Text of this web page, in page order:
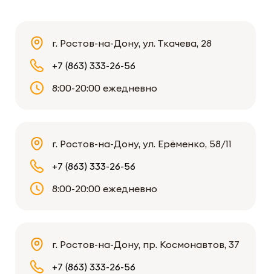
г. Ростов-на-Дону, ул. Ткачева, 28
+7 (863) 333-26-56
8:00-20:00 ежедневно
г. Ростов-на-Дону, ул. Ерёменко, 58/11
+7 (863) 333-26-56
8:00-20:00 ежедневно
г. Ростов-на-Дону, пр. Космонавтов, 37
+7 (863) 333-26-56